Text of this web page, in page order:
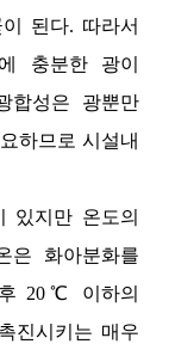
된다. 따라서
충분한 광이
합성은 광뿐만
하므로 시설내
있지만 온도의
화아분화를
20℃ 이하의
진시키는 매우